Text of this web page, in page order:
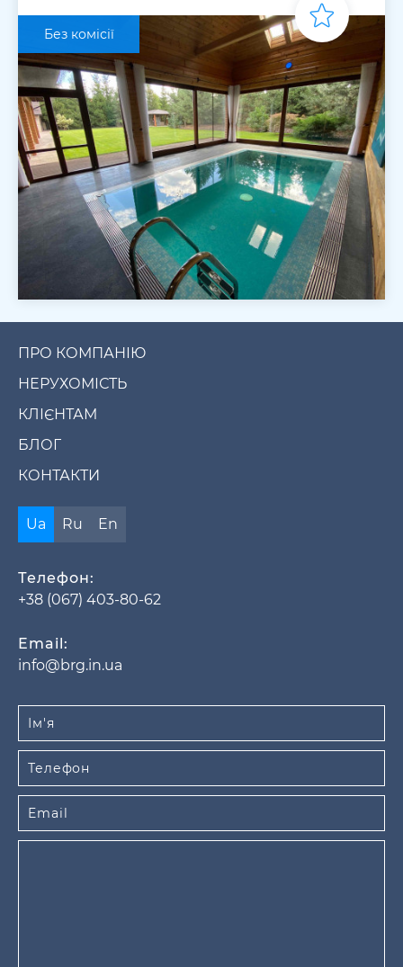
Без комісії
ПРО КОМПАНІЮ
НЕРУХОМІСТЬ
КЛІЄНТАМ
БЛОГ
КОНТАКТИ
Ua Ru En
Телефон:
+38 (067) 403-80-62
Email:
info@brg.in.ua